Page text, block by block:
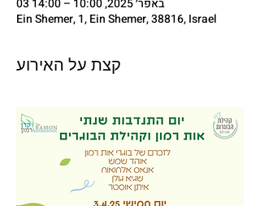
03 באפר׳ 2025, 10:00 – 14:00
Ein Shemer, 1, Ein Shemer, 38816, Israel
קצת על האירוע